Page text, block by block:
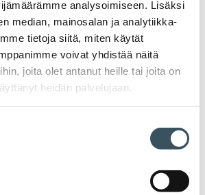
analysoimiseen. Lisäksi
median, mainosalan ja analytiikka-
tietoja siitä, miten käytät
voivat yhdistää näitä
joita olet antanut heille tai joita on
heidän palvelujaan.